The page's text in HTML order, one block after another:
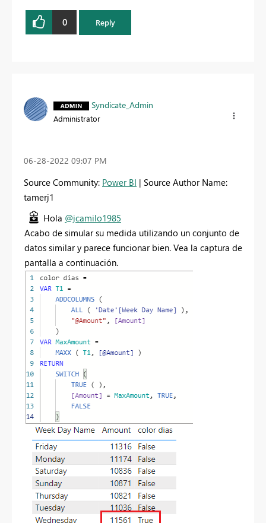
0 Reply
Syndicate_Admin
Administrator
‎06-28-2022 09:07 PM
Source Community: Power BI | Source Author Name:
tamerj1
Hola @jcamilo1985
Acabo de simular su medida utilizando un conjunto de
datos similar y parece funcionar bien. Vea la captura de
pantalla a continuación.